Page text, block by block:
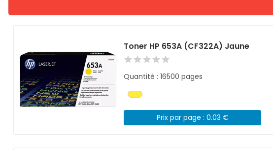
Toner HP 653A (CF322A) Jaune
Quantité : 16500 pages
Prix par page : 0.03 €